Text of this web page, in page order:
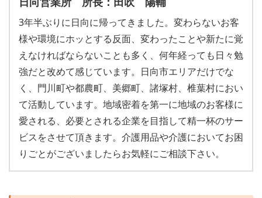
3年半ぶりに日向に帰ってきました。変わらないお客
様や環境にホッとする反面、変わったことや新たに覚
えなければならないことも多く、何年経っても日々勉
強だと改めて感じています。日向市エリアだけでな
く、門川町や都農町、美郷町、諸塚村、椎葉村におい
て活動しています。地域密着を第一に地域のお客様に
愛される、必要とされる企業を目指して精一杯のサー
ビスをさせて頂きます。介護用品や介護においてお困
りごとがございましたらお気軽にご相談下さい。